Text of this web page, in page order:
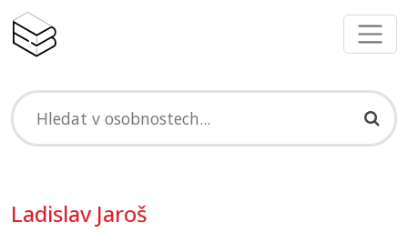
Ladislav Jaroš